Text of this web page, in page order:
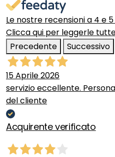
Le nostre recensioni a 4 e
Clicca qui per leggerle
Precedente
Successivo
15 Aprile 2026
servizio eccellente.
del cliente
Acquirente verificato